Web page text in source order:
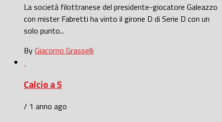
La società filottranese del presidente-giocatore Galeazzo
con mister Fabretti ha vinto il girone D di Serie D con un
solo punto...
ByGiacomo Grasselli
Calcio a 5
/ 1 anno ago